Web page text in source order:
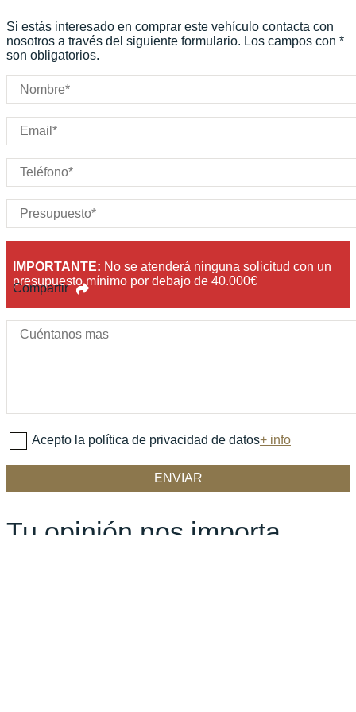
Compartir
Carrocería:
Puertas:
Plazas:
Si estás interesado en comprar este vehículo contacta con
nosotros a través del siguiente formulario. Los campos con *
son obligatorios.
IMPORTANTE: No se atenderá ninguna solicitud con un
presupuesto mínimo por debajo de 40.000€
Acepto la política de privacidad de datos+ info
Tu opinión nos importa